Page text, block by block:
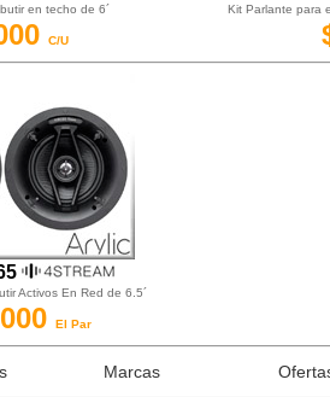
en techo de 6´ Kit Parlante para
C/U
Activos En Red de 6.5´
El Par
Marcas